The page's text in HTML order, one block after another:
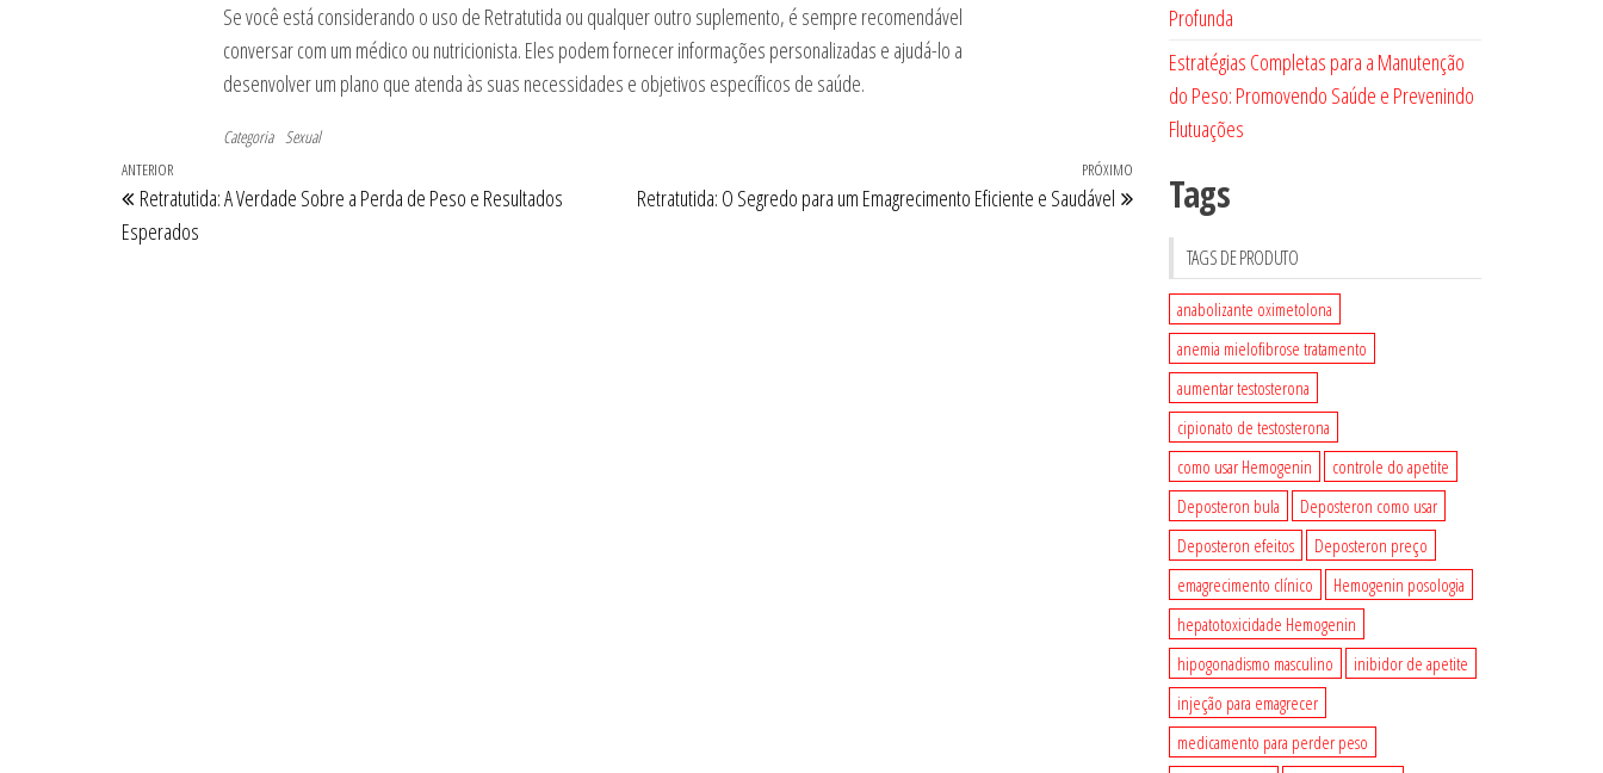
Se você está considerando o uso de Retratutida ou qualquer outro suplemento, é sempre recomendável
conversar com um médico ou nutricionista. Eles podem fornecer informações personalizadas e ajudá-lo a
desenvolver um plano que atenda às suas necessidades e objetivos específicos de saúde.
Categoria Sexual
Navegação
de
Post
Post
anterior
ANTERIOR
Retratutida: A Verdade Sobre a Perda de Peso e Resultados
Esperados
Próximo
post
PRÓXIMO
Retratutida: O Segredo para um Emagrecimento Eficiente e Saudável
Profunda
Estratégias Completas para a Manutenção
do Peso: Promovendo Saúde e Prevenindo
Flutuações
Tags
TAGS DE PRODUTO
anabolizante oximetolona
anemia mielofibrose tratamento
aumentar testosterona
cipionato de testosterona
como usar Hemogenin
controle do apetite
Deposteron bula
Deposteron como usar
Deposteron efeitos
Deposteron preço
emagrecimento clínico
Hemogenin posologia
hepatotoxicidade Hemogenin
hipogonadismo masculino
inibidor de apetite
injeção para emagrecer
medicamento para perder peso